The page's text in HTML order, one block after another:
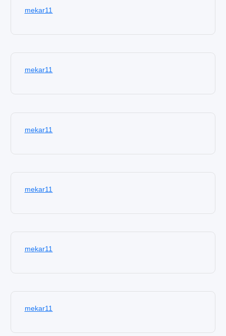
mekar11
mekar11
mekar11
mekar11
mekar11
mekar11